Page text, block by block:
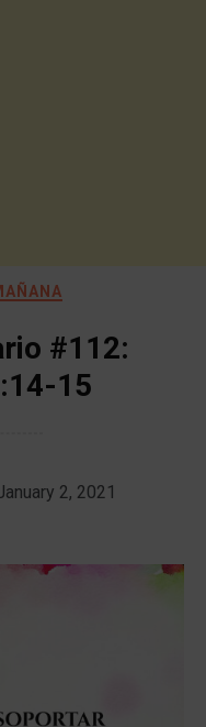
#112:
15
2, 2021